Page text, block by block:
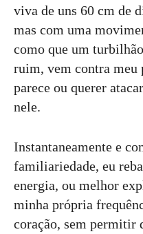
viva de uns 60 cm de
mas com uma
como que um
ruim, vem contra meu
parece ou querer
nele.
Instantaneamente e
familiariedade, eu
energia, ou melhor
minha própria
coração, sem permitir